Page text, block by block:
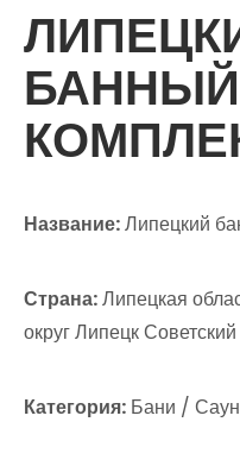
БАННЫЙ
Название:Липецкий
Страна:Липецкая
округ Липецк
Категория: Бани /